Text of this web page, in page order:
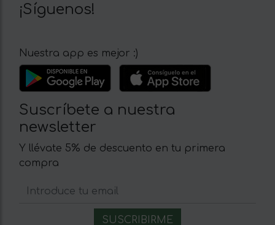
¡Síguenos!
Nuestra app es mejor :)
Suscríbete a nuestra
newsletter
Y llévate 5% de descuento en tu primera
compra